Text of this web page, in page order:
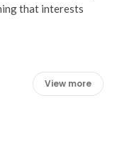
that interests
View more